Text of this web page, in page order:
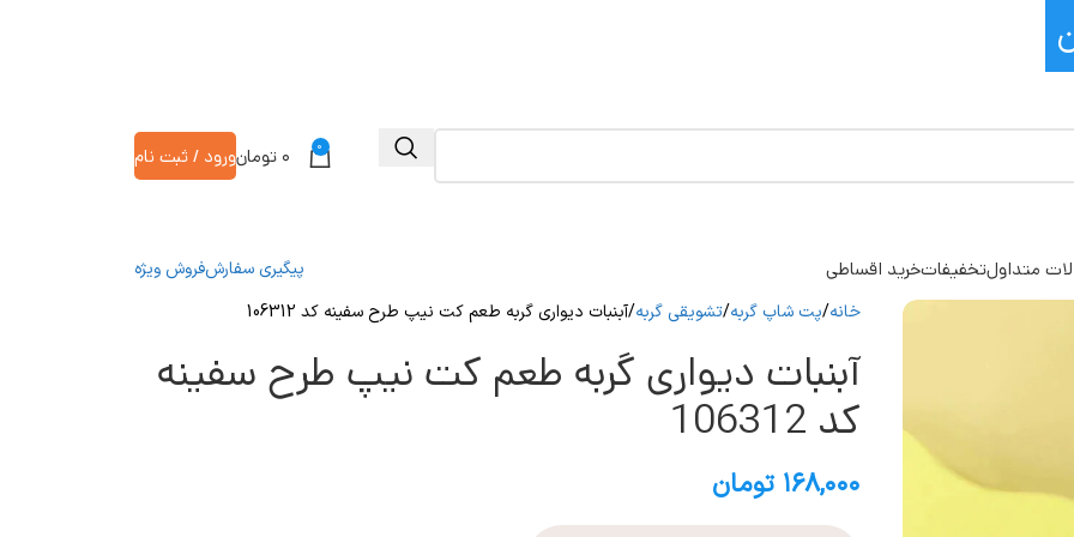
0 ۰تومانورود / ثبت نام
متداولتخفیفاتخرید اقساطی پیگیری سفارشفروش ویژه
خانه پت شاپ گربه تشویقی گربه آبنبات دیواری گربه طعم کت نیپ طرح سفینه کد 106312
آبنبات دیواری گربه طعم کت نیپ طرح سفینه
کد 106312
۱۶۸,۰۰۰ تومان